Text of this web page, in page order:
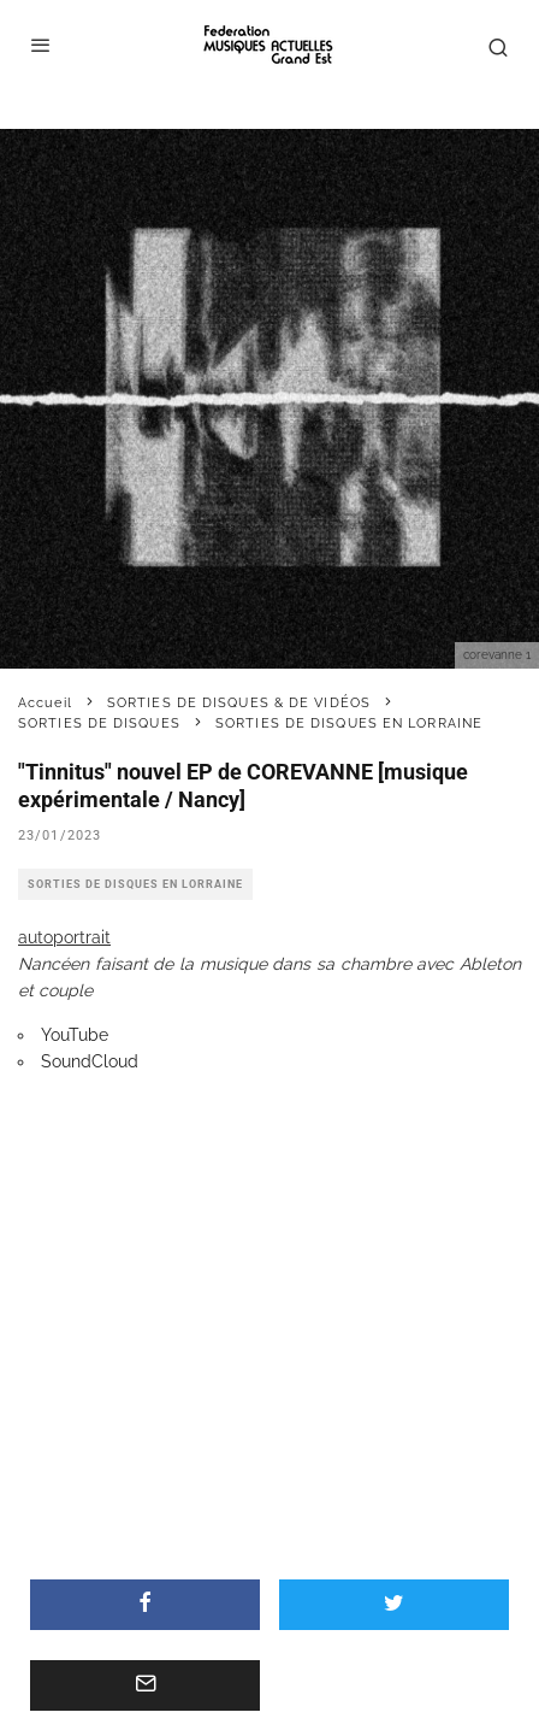
corevanne 1
Accueil
SORTIES DE DISQUES & DE VIDÉOS
SORTIES DE DISQUES
SORTIES DE DISQUES EN LORRAINE
"Tinnitus" nouvel EP de COREVANNE [musique
expérimentale / Nancy]
23/01/2023
SORTIES DE DISQUES EN LORRAINE
autoportrait
Nancéen faisant de la musique dans sa chambre avec Ableton
et couple
YouTube
SoundCloud